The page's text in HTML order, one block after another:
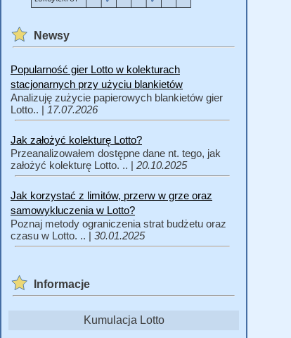
Newsy
Popularność gier Lotto w kolekturach
stacjonarnych przy użyciu blankietów
Analizuję zużycie papierowych blankietów gier
Lotto.. | 17.07.2026
Jak założyć kolekturę Lotto?
Przeanalizowałem dostępne dane nt. tego, jak
założyć kolekturę Lotto. .. | 20.10.2025
Jak korzystać z limitów, przerw w grze oraz
samowykluczenia w Lotto?
Poznaj metody ograniczenia strat budżetu oraz
czasu w Lotto. .. | 30.01.2025
Informacje
Kumulacja Lotto